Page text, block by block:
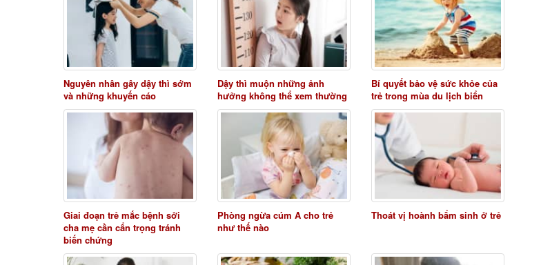
Nguyên nhân gây dậy thì sớm
và những khuyến cáo
Dậy thì muộn những ảnh
hưởng không thể xem thường
Bí quyết bảo vệ sức khỏe của
trẻ trong mùa du lịch biển
Giai đoạn trẻ mắc bệnh sởi
cha mẹ cần cẩn trọng tránh
biến chứng
Phòng ngừa cúm A cho trẻ
như thế nào
Thoát vị hoành bẩm sinh ở trẻ